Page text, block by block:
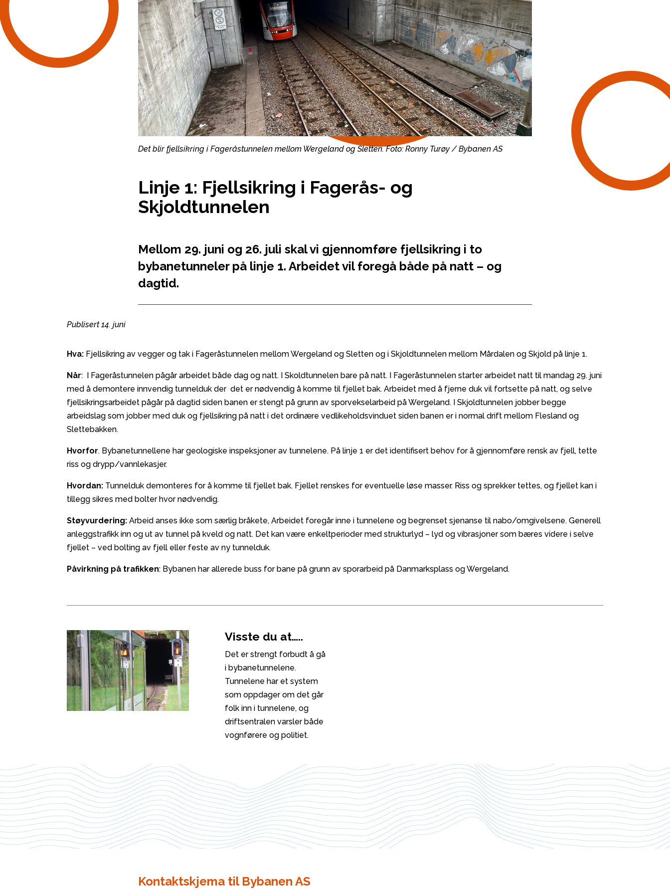
Det blir fjellsikring i Fageråstunnelen mellom Wergeland og Sletten.Foto: Ronny Turøy / Bybanen AS
Linje 1: Fjellsikring i Fagerås- og
Skjoldtunnelen
Mellom 29. juni og 26. juli skal vi gjennomføre fjellsikring i to
bybanetunneler på linje 1. Arbeidet vil foregå både på natt – og
dagtid.
Publisert 14. juni
Hva: Fjellsikring av vegger og tak i Fageråstunnelen mellom Wergeland og Sletten og i Skjoldtunnelen mellom Mårdalen og Skjold på linje 1.
Når: I Fageråstunnelen pågår arbeidet både dag og natt. I Skoldtunnelen bare på natt. I Fageråstunnelen starter arbeidet natt til mandag 29. juni
med å demontere innvendig tunnelduk der det er nødvendig å komme til fjellet bak. Arbeidet med å fjerne duk vil fortsette på natt, og selve
fjellsikringsarbeidet pågår på dagtid siden banen er stengt på grunn av sporvekselarbeid på Wergeland. I Skjoldtunnelen jobber begge
arbeidslag som jobber med duk og fjellsikring på natt i det ordinære vedlikeholdsvinduet siden banen er i normal drift mellom Flesland og
Slettebakken.
Hvorfor. Bybanetunnellene har geologiske inspeksjoner av tunnelene. På linje 1 er det identifisert behov for å gjennomføre rensk av fjell, tette
riss og drypp/vannlekasjer.
Hvordan: Tunnelduk demonteres for å komme til fjellet bak. Fjellet renskes for eventuelle løse masser. Riss og sprekker tettes, og fjellet kan i
tillegg sikres med bolter hvor nødvendig.
Støyvurdering:Arbeid anses ikke som særlig bråkete, Arbeidet foregår inne i tunnelene og begrenset sjenanse til nabo/omgivelsene. Generell
anleggstrafikk inn og ut av tunnel på kveld og natt. Det kan være enkeltperioder med strukturlyd – lyd og vibrasjoner som bæres videre i selve
fjellet – ved bolting av fjell eller feste av ny tunnelduk.
Påvirkning på trafikken: Bybanen har allerede buss for bane på grunn av sporarbeid på Danmarksplass og Wergeland.
Visste du at…..
Det er strengt forbudt å gå
i bybanetunnelene.
Tunnelene har et system
som oppdager om det går
folk inn i tunnelene, og
driftsentralen varsler både
vognførere og politiet.
Kontaktskjema til Bybanen AS